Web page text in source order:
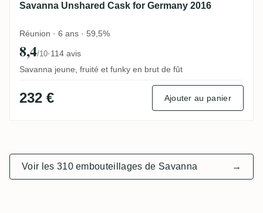
Savanna Unshared Cask for Germany 2016
Réunion · 6 ans · 59,5%
8,4/10·114 avis
Savanna jeune, fruité et funky en brut de fût
232 € Ajouter au panier
Voir les 310 embouteillages de Savanna →